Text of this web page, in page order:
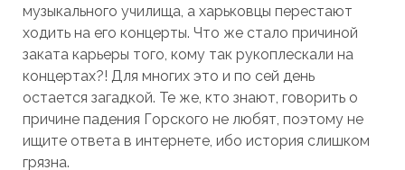
музыкального училища, а харьковцы перестают
ходить на его концерты. Что же стало причиной
заката карьеры того, кому так рукоплескали на
концертах?! Для многих это и по сей день
остается загадкой. Те же, кто знают, говорить о
причине падения Горского не любят, поэтому не
ищите ответа в интернете, ибо история слишком
грязна.